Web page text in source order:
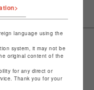
活に買いたいリスト ８選！
language using the
system, it may not be
original content of the
for any direct or
Thank you for your